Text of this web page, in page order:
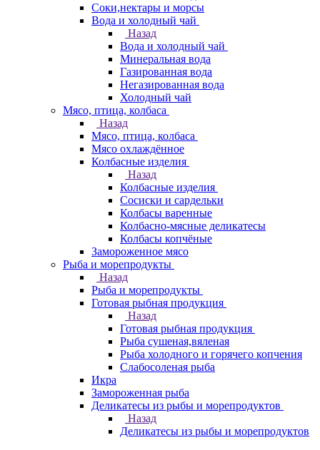
Соки,нектары и морсы
Вода и холодный чай
Назад
Вода и холодный чай
Минеральная вода
Газированная вода
Негазированная вода
Холодный чай
Мясо, птица, колбаса
Назад
Мясо, птица, колбаса
Мясо охлаждённое
Колбасные изделия
Назад
Колбасные изделия
Сосиски и сардельки
Колбасы варенные
Колбасно-мясные деликатесы
Колбасы копчёные
Замороженное мясо
Рыба и морепродукты
Назад
Рыба и морепродукты
Готовая рыбная продукция
Назад
Готовая рыбная продукция
Рыба сушеная,вяленая
Рыба холодного и горячего копчения
Слабосоленая рыба
Икра
Замороженная рыба
Деликатесы из рыбы и морепродуктов
Назад
Деликатесы из рыбы и морепродуктов